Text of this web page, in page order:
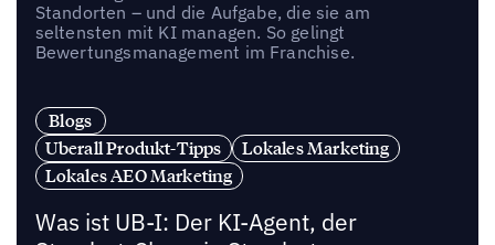
Standorten – und die Aufgabe, die sie am
seltensten mit KI managen. So gelingt
Bewertungsmanagement im Franchise.
Blogs
Uberall Produkt-Tipps
Lokales Marketing
Lokales AEO Marketing
Was ist UB-I: Der KI-Agent, der